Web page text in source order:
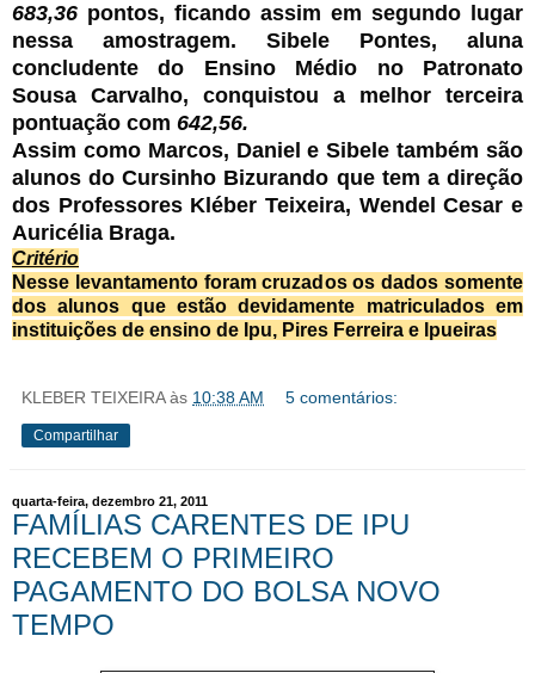
683,36 pontos, ficando assim em segundo lugar
nessa amostragem. Sibele Pontes, aluna
concludente do Ensino Médio no Patronato
Sousa Carvalho, conquistou a melhor terceira
pontuação com 642,56.
Assim como Marcos, Daniel e Sibele também são
alunos do Cursinho Bizurando que tem a direção
dos Professores Kléber Teixeira, Wendel Cesar e
Auricélia Braga.
Critério
Nesse levantamento foram cruzados os dados somente
dos alunos que estão devidamente matriculados em
instituições de ensino de Ipu, Pires Ferreira e Ipueiras
KLEBER TEIXEIRA às 10:38 AM 5 comentários:
Compartilhar
quarta-feira, dezembro 21, 2011
FAMÍLIAS CARENTES DE IPU
RECEBEM O PRIMEIRO
PAGAMENTO DO BOLSA NOVO
TEMPO